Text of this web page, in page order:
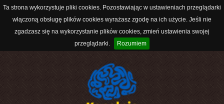
Ta strona wykorzystuje pliki cookies. Pozostawiając w ustawieniach przeglądarki
włączoną obsługę plików cookies wyrażasz zgodę na ich użycie. Jeśli nie
zgadzasz się na wykorzystanie plików cookies, zmień ustawienia swojej
przeglądarki.
Rozumiem